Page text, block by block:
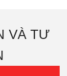
VÀ TƯ